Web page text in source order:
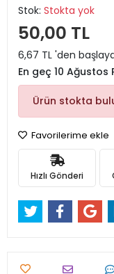
Stok: Stokta yok
50,00 TL
6,67 TL 'den
En geç 10
Ürün stokta
Favorilerime ekle
Hızlı Gönderi